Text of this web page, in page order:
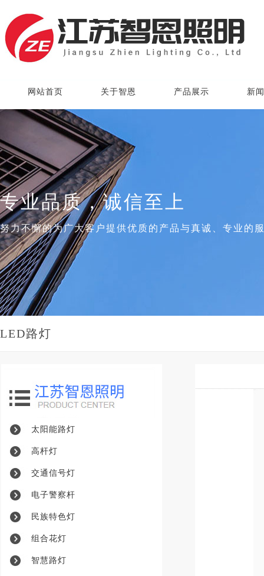
网站首页 关于智恩 产品展示 新
专业品质，诚信至上
努力不懈的为广大客户提供优质的产品与真诚、专业的
LED路灯
太阳能路灯
高杆灯
交通信号灯
电子警察杆
民族特色灯
组合花灯
智慧路灯